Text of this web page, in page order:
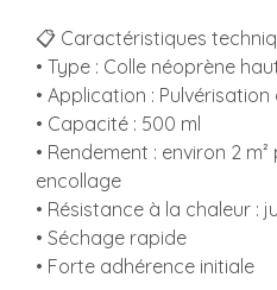
📋 Caractéristiques
• Type : Colle néoprène
• Application :
• Capacité : 500 ml
• Rendement : environ 2
encollage
• Résistance à la chaleur :
• Séchage rapide
• Forte adhérence initiale